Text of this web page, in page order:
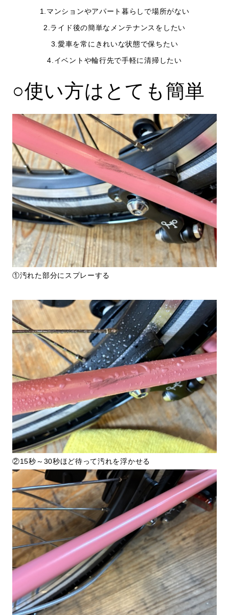
1.マンションやアパート暮らしで場所がない
2.ライド後の簡単なメンテナンスをしたい
3.愛車を常にきれいな状態で保ちたい
4.イベントや輪行先で手軽に清掃したい
○使い方はとても簡単
①汚れた部分にスプレーする
②15秒～30秒ほど待って汚れを浮かせる